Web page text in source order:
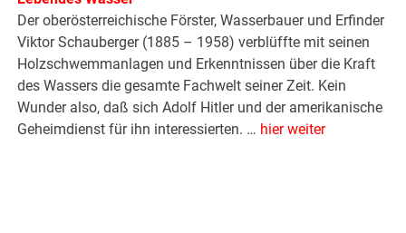
Der oberösterreichische Förster, Wasserbauer und Erfinder
Viktor Schauberger (1885 – 1958) verblüffte mit seinen
Holzschwemmanlagen und Erkenntnissen über die Kraft
des Wassers die gesamte Fachwelt seiner Zeit. Kein
Wunder also, daß sich Adolf Hitler und der amerikanische
Geheimdienst für ihn interessierten. … hier weiter